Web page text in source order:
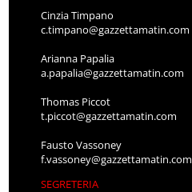
Cinzia Timpano
c.timpano@gazzettamatin.com
Arianna Papalia
a.papalia@gazzettamatin.com
Thomas Piccot
t.piccot@gazzettamatin.com
Fausto Vassoney
f.vassoney@gazzettamatin.com
SEGRETERIA